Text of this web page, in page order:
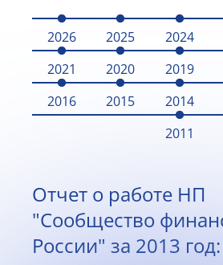
2026 2025 2024
2021
2020 2019
2016
2015 2014
2011
Отчет о работе НП
"Сообщество
России" за 2013 год: